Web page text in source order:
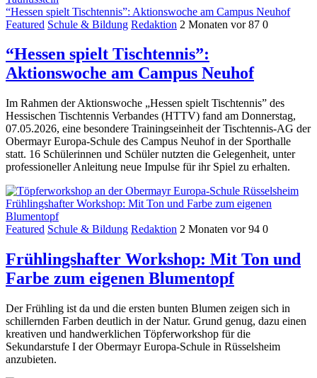
“Hessen spielt Tischtennis”: Aktionswoche am Campus Neuhof
Featured Schule & Bildung Redaktion 2 Monaten vor 87 0
“Hessen spielt Tischtennis”:
Aktionswoche am Campus Neuhof
Im Rahmen der Aktionswoche „Hessen spielt Tischtennis” des
Hessischen Tischtennis Verbandes (HTTV) fand am Donnerstag,
07.05.2026, eine besondere Trainingseinheit der Tischtennis-AG der
Obermayr Europa-Schule des Campus Neuhof in der Sporthalle
statt. 16 Schülerinnen und Schüler nutzten die Gelegenheit, unter
professioneller Anleitung neue Impulse für ihr Spiel zu erhalten.
Frühlingshafter Workshop: Mit Ton und Farbe zum eigenen
Blumentopf
Featured Schule & Bildung Redaktion 2 Monaten vor 94 0
Frühlingshafter Workshop: Mit Ton und
Farbe zum eigenen Blumentopf
Der Frühling ist da und die ersten bunten Blumen zeigen sich in
schillernden Farben deutlich in der Natur. Grund genug, dazu einen
kreativen und handwerklichen Töpferworkshop für die
Sekundarstufe I der Obermayr Europa-Schule in Rüsselsheim
anzubieten.